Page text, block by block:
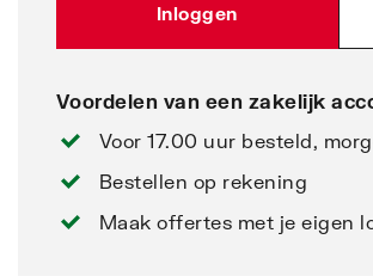
Inloggen
Voordelen van een zakelijk
Voor 17.00 uur besteld,
Bestellen op rekening
Maak offertes met je eigen